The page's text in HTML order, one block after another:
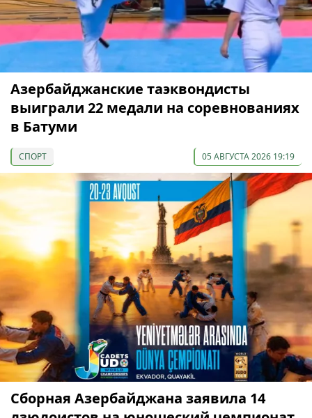
Азербайджанские таэквондисты
выиграли 22 медали на соревнованиях
в Батуми
СПОРТ 05 АВГУСТА 2026 19:19
Сборная Азербайджана заявила 14